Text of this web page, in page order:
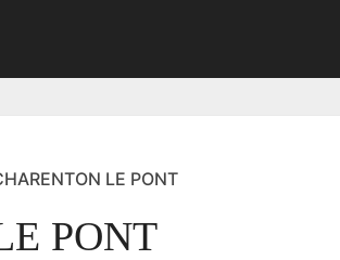
LE PONT
PONT